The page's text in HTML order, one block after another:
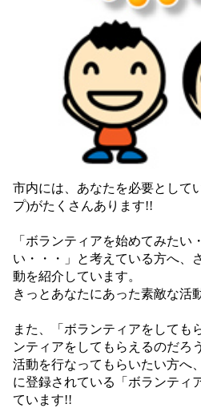
市内には、あなたを必要として
プ)がたくさんあります!!
「ボランティアを始めてみたい
い・・・」と考えている方へ、
動を紹介しています。
きっとあなたにあった素敵な活
また、「ボランティアをしても
ンティアをしてもらえるのだろ
活動を行なってもらいたい方へ
に登録されている「ボランティ
ています!!